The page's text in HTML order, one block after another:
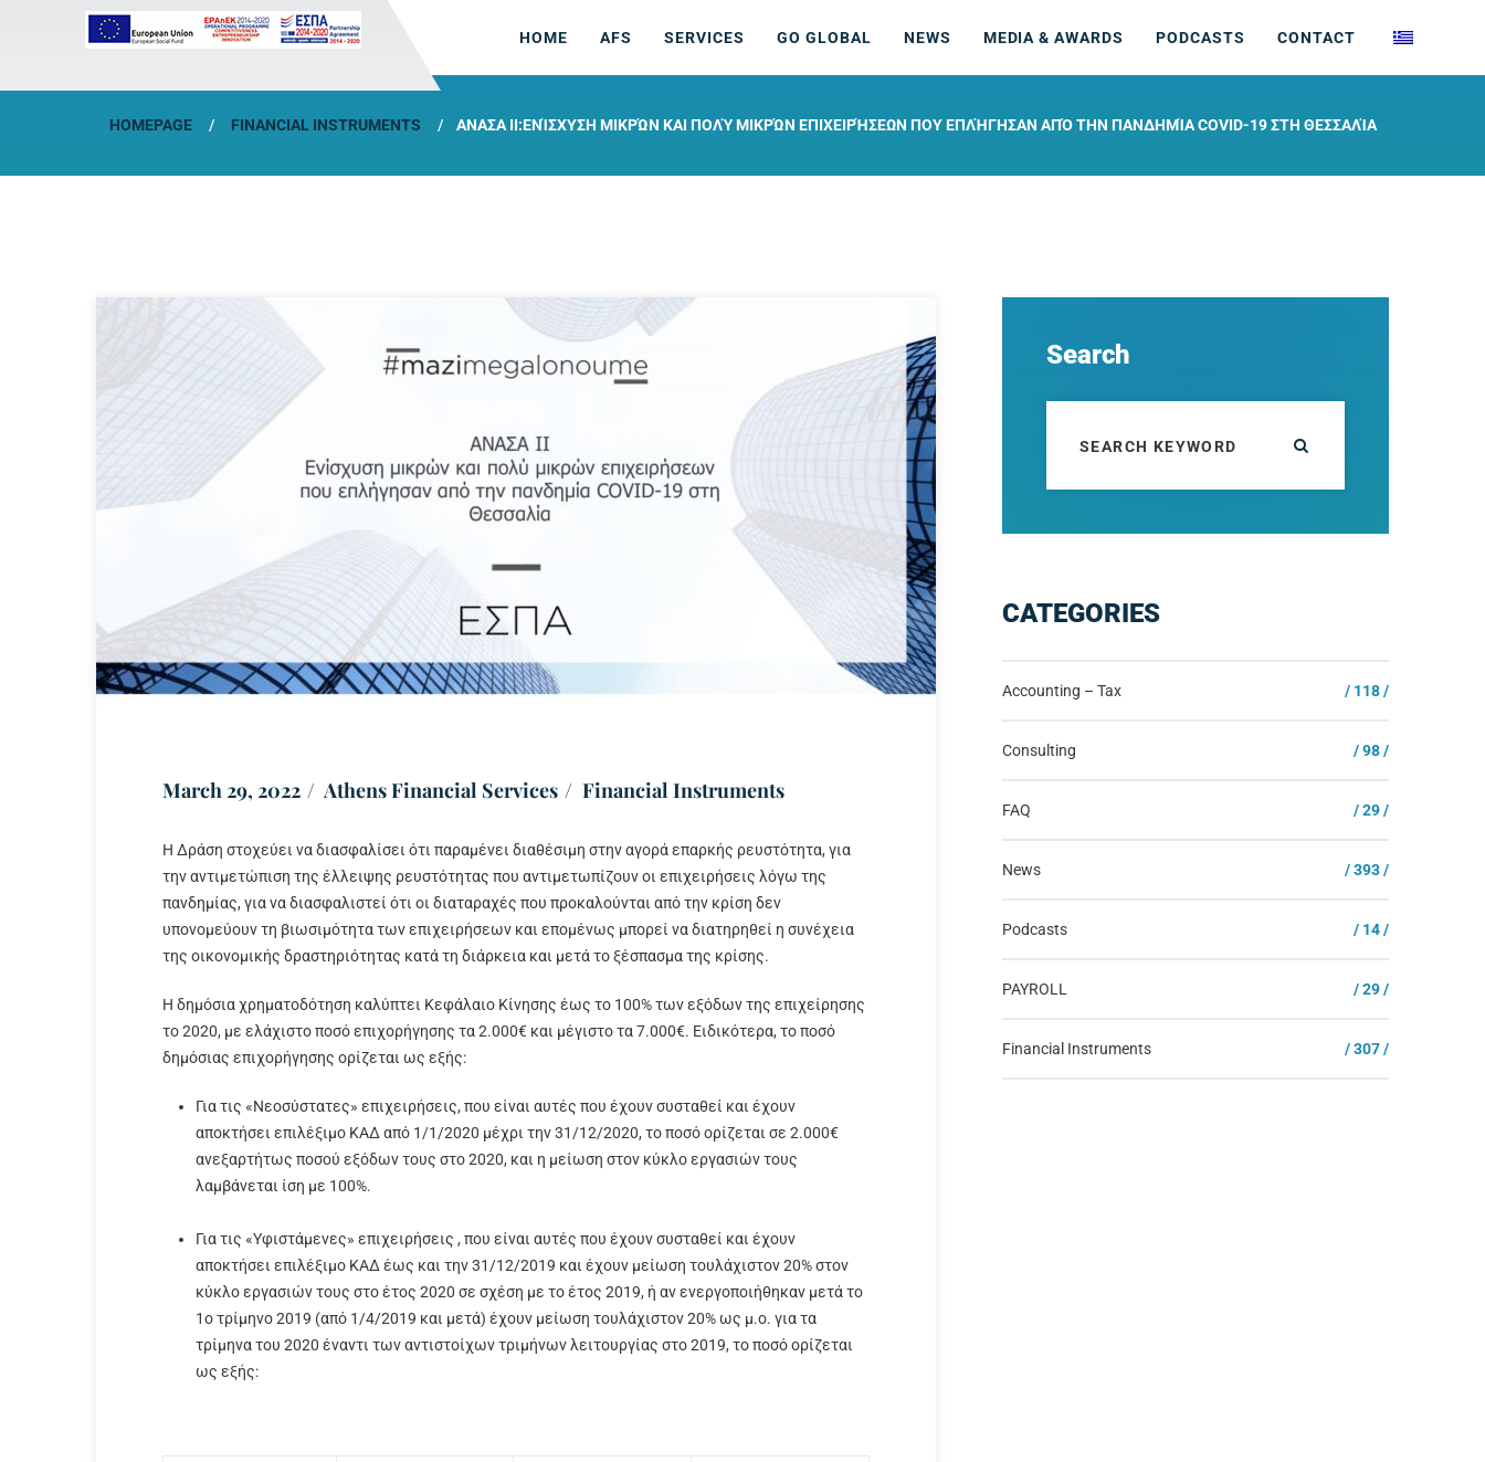
HOME AFS SERVICES GO GLOBAL NEWS MEDIA & AWARDS PODCASTS CONTACT
HOMEPAGE FINANCIAL INSTRUMENTS ΑΝΑΣΑ ΙΙ:ΕΝΊΣΧΥΣΗ ΜΙΚΡΏΝ ΚΑΙ ΠΟΛΎ ΜΙΚΡΏΝ ΕΠΙΧΕΙΡΉΣΕΩΝ ΠΟΥ ΕΠΛΉΓΗΣΑΝ ΑΠΌ ΤΗΝ ΠΑΝΔΗΜΊΑ COVID-19 ΣΤΗ ΘΕΣΣΑΛΊΑ
March 29, 2022 Athens Financial Services Financial Instruments
Η Δράση στοχεύει να διασφαλίσει ότι παραμένει διαθέσιμη στην αγορά επαρκής ρευστότητα, για
την αντιμετώπιση της έλλειψης ρευστότητας που αντιμετωπίζουν οι επιχειρήσεις λόγω της
πανδημίας, για να διασφαλιστεί ότι οι διαταραχές που προκαλούνται από την κρίση δεν
υπονομεύουν τη βιωσιμότητα των επιχειρήσεων και επομένως μπορεί να διατηρηθεί η συνέχεια
της οικονομικής δραστηριότητας κατά τη διάρκεια και μετά το ξέσπασμα της κρίσης.
Η δημόσια χρηματοδότηση καλύπτει Κεφάλαιο Κίνησης έως το 100% των εξόδων της επιχείρησης
το 2020, με ελάχιστο ποσό επιχορήγησης τα 2.000€ και μέγιστο τα 7.000€. Ειδικότερα, το ποσό
δημόσιας επιχορήγησης ορίζεται ως εξής:
Για τις «Νεοσύστατες» επιχειρήσεις, που είναι αυτές που έχουν συσταθεί και έχουν
αποκτήσει επιλέξιμο ΚΑΔ από 1/1/2020 μέχρι την 31/12/2020, το ποσό ορίζεται σε 2.000€
ανεξαρτήτως ποσού εξόδων τους στο 2020, και η μείωση στον κύκλο εργασιών τους
λαμβάνεται ίση με 100%.
Για τις «Υφιστάμενες» επιχειρήσεις , που είναι αυτές που έχουν συσταθεί και έχουν
αποκτήσει επιλέξιμο ΚΑΔ έως και την 31/12/2019 και έχουν μείωση τουλάχιστον 20% στον
κύκλο εργασιών τους στο έτος 2020 σε σχέση με το έτος 2019, ή αν ενεργοποιήθηκαν μετά το
1ο τρίμηνο 2019 (από 1/4/2019 και μετά) έχουν μείωση τουλάχιστον 20% ως μ.ο. για τα
τρίμηνα του 2020 έναντι των αντιστοίχων τριμήνων λειτουργίας στο 2019, το ποσό ορίζεται
ως εξής:
Search
CATEGORIES
Accounting – Tax / 118 /
Consulting / 98 /
FAQ / 29 /
News / 393 /
Podcasts / 14 /
PAYROLL / 29 /
Financial Instruments / 307 /